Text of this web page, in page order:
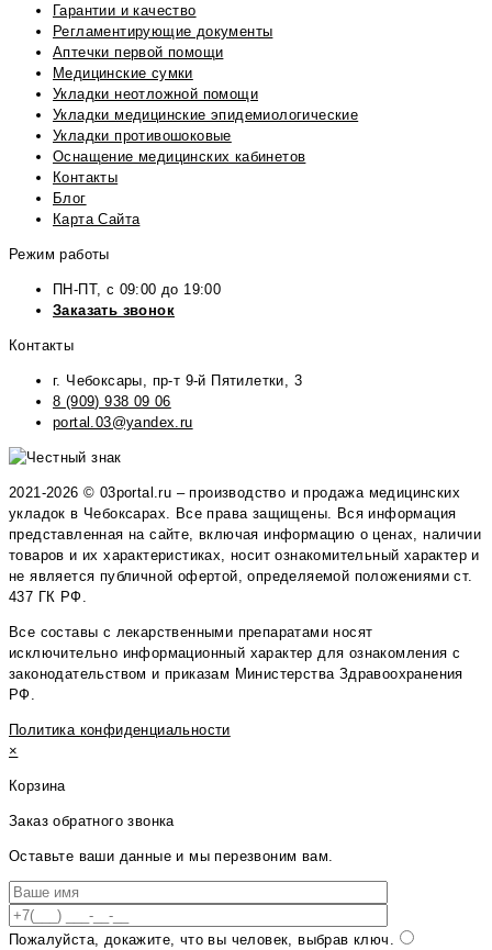
Гарантии и качество
Регламентирующие документы
Аптечки первой помощи
Медицинские сумки
Укладки неотложной помощи
Укладки медицинские эпидемиологические
Укладки противошоковые
Оснащение медицинских кабинетов
Контакты
Блог
Карта Сайта
Режим работы
ПН-ПТ, с 09:00 до 19:00
Заказать звонок
Контакты
г. Чебоксары, пр-т 9-й Пятилетки, 3
8 (909) 938 09 06
portal.03@yandex.ru
2021-2026 © 03portal.ru – производство и продажа медицинских
укладок в Чебоксарах. Все права защищены. Вся информация
представленная на сайте, включая информацию о ценах, наличии
товаров и их характеристиках, носит ознакомительный характер и
не является публичной офертой, определяемой положениями ст.
437 ГК РФ.
Все составы с лекарственными препаратами носят
исключительно информационный характер для ознакомления с
законодательством и приказам Министерства Здравоохранения
РФ.
Политика конфиденциальности
×
Корзина
Заказ обратного звонка
Оставьте ваши данные и мы перезвоним вам.
Пожалуйста, докажите, что вы человек, выбрав ключ .